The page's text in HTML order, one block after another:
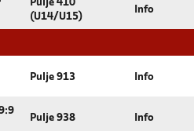
Pulje 410
(U14/U15)
Info
Pulje 913 Info
Pulje 938 Info